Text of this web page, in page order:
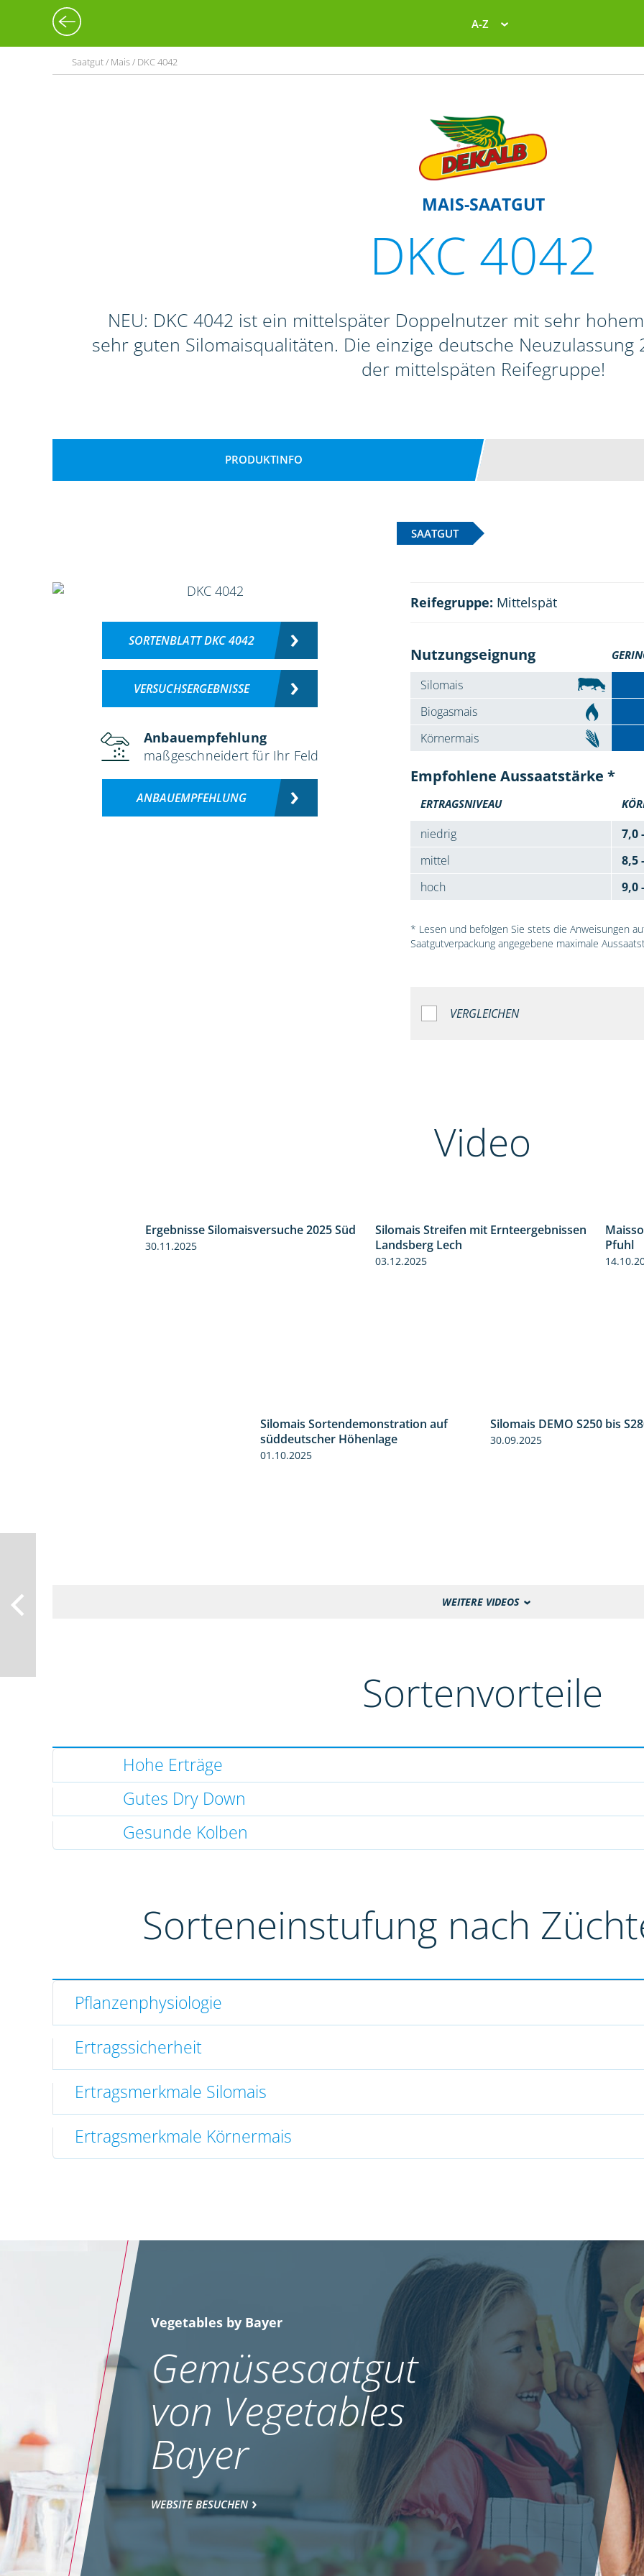
A-Z
Saatgut / Mais / DKC 4042
MAIS-SAATGUT
DKC 4042
NEU: DKC 4042 ist ein mittelspäter Doppelnutzer mit sehr
sehr guten Silomaisqualitäten. Die einzige deutsche
der mittelspäten Reifegruppe!
PRODUKTINFO
SAATGUT
SORTENBLATT DKC 4042
VERSUCHSERGEBNISSE
Anbauempfehlung
maßgeschneidert für Ihr Feld
ANBAUEMPFEHLUNG
Reifegruppe: Mittelspät
Nutzungseignung
Silomais
Biogasmais
Körnermais
Empfohlene Aussaatstärke *
ERTRAGSNIVEAU
niedrig
7,0
mittel
8,5
hoch
9,0
* Lesen und befolgen Sie stets die Anweisungen
Saatgutverpackung angegebene maximale
VERGLEICHEN
Video
Ergebnisse Silomaisversuche 2025 Süd
30.11.2025
Silomais Streifen mit Ernteergebnissen
Landsberg Lech
03.12.2025
Pfuhl
Silomais Sortendemonstration auf
süddeutscher Höhenlage
01.10.2025
Silomais DEMO S250 bis
30.09.2025
WEITERE VIDEOS
Sortenvorteile
Hohe Erträge
Gutes Dry Down
Gesunde Kolben
Sorteneinstufung nach
Pflanzenphysiologie
Ertragssicherheit
Ertragsmerkmale Silomais
Ertragsmerkmale Körnermais
Vegetables by Bayer
Gemüsesaatgut
von Vegetables
Bayer
WEBSITE BESUCHEN